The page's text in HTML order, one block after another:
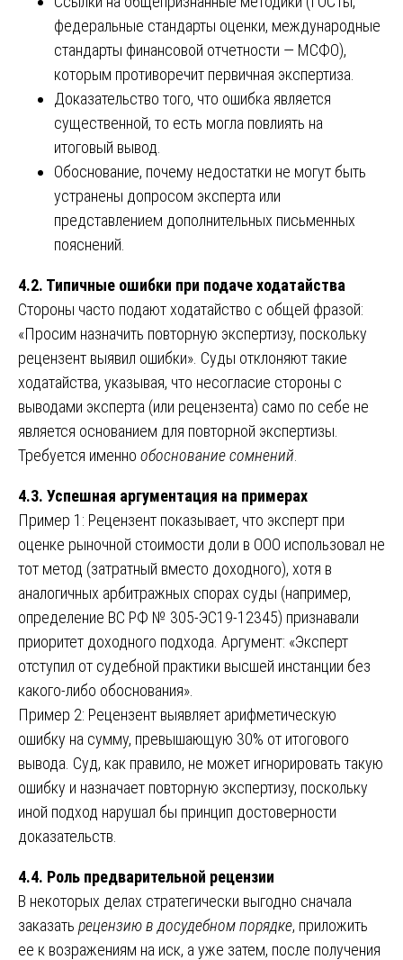
федеральные стандарты оценки, международные
стандарты финансовой отчетности — МСФО),
которым противоречит первичная экспертиза.
Доказательство того, что ошибка является
существенной, то есть могла повлиять на
итоговый вывод.
Обоснование, почему недостатки не могут быть
устранены допросом эксперта или
представлением дополнительных письменных
пояснений.
4.2. Типичные ошибки при подаче ходатайства
Стороны часто подают ходатайство с общей фразой:
«Просим назначить повторную экспертизу, поскольку
рецензент выявил ошибки». Суды отклоняют такие
ходатайства, указывая, что несогласие стороны с
выводами эксперта (или рецензента) само по себе не
является основанием для повторной экспертизы.
Требуется именно обоснование сомнений
4.3. Успешная аргументация на примерах
Пример 1: Рецензент показывает, что эксперт при
оценке рыночной стоимости доли в ООО использовал не
тот метод (затратный вместо доходного), хотя в
аналогичных арбитражных спорах суды (например,
определение ВС РФ № 305-ЭС19-12345) признавали
приоритет доходного подхода. Аргумент: «Эксперт
отступил от судебной практики высшей инстанции без
какого-либо обоснования».
Пример 2: Рецензент выявляет арифметическую
ошибку на сумму, превышающую 30% от итогового
вывода. Суд, как правило, не может игнорировать такую
ошибку и назначает повторную экспертизу, поскольку
иной подход нарушал бы принцип достоверности
доказательств.
4.4. Роль предварительной рецензии
В некоторых делах стратегически выгодно сначала
заказать рецензию в досудебном порядке, приложить
ее к возражениям на иск, а уже затем, после получения